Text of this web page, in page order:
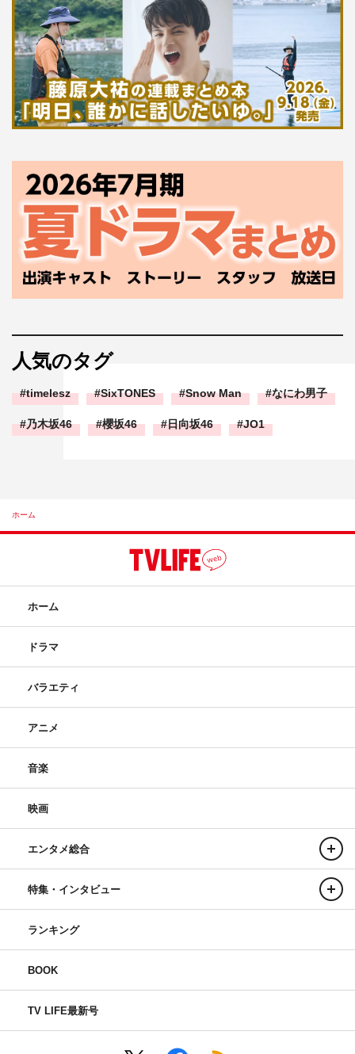
人気のタグ
timelesz SixTONES Snow Man なにわ男子
乃木坂46 櫻坂46 日向坂46 JO1
ホーム
ホーム
ドラマ
バラエティ
アニメ
音楽
映画
エンタメ総合
特集・インタビュー
ランキング
BOOK
TV LIFE最新号